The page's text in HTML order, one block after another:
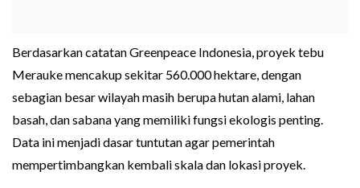
Berdasarkan catatan Greenpeace Indonesia, proyek tebu
Merauke mencakup sekitar 560.000 hektare, dengan
sebagian besar wilayah masih berupa hutan alami, lahan
basah, dan sabana yang memiliki fungsi ekologis penting.
Data ini menjadi dasar tuntutan agar pemerintah
mempertimbangkan kembali skala dan lokasi proyek.